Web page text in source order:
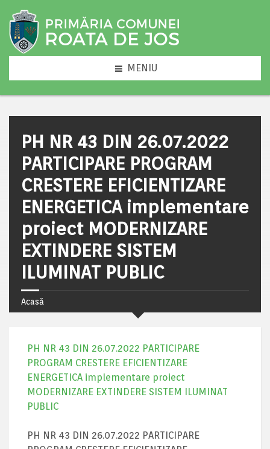
MENIU
PH NR 43 DIN 26.07.2022
PARTICIPARE PROGRAM
CRESTERE EFICIENTIZARE
ENERGETICA implementare
proiect MODERNIZARE
EXTINDERE SISTEM
ILUMINAT PUBLIC
Acasă
PH NR 43 DIN 26.07.2022 PARTICIPARE
PROGRAM CRESTERE EFICIENTIZARE
ENERGETICA implementare proiect
MODERNIZARE EXTINDERE SISTEM ILUMINAT
PUBLIC
PH NR 43 DIN 26.07.2022 PARTICIPARE